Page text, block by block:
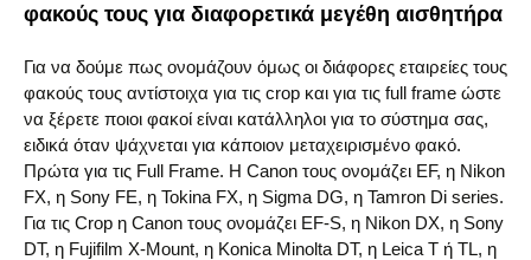
φακούς τους για διαφορετικά μεγέθη αισθητήρα
Για να δούμε πως ονομάζουν όμως οι διάφορες εταιρείες τους
φακούς τους αντίστοιχα για τις crop και για τις full frame ώστε
να ξέρετε ποιοι φακοί είναι κατάλληλοι για το σύστημα σας,
ειδικά όταν ψάχνεται για κάποιον μεταχειρισμένο φακό.
Πρώτα για τις Full Frame. Η Canon τους ονομάζει EF, η Nikon
FX, η Sony FE, η Tokina FX, η Sigma DG, η Tamron Di series.
Για τις Crop η Canon τους ονομάζει EF-S, η Nikon DX, η Sony
DT, η Fujifilm X-Mount, η Konica Minolta DT, η Leica T ή TL, η